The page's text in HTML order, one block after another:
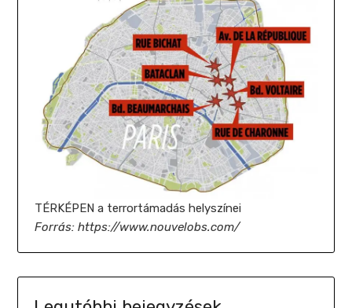
TÉRKÉPEN a terrortámadás helyszínei
Forrás: https://www.nouvelobs.com/